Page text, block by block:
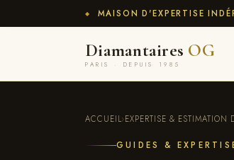
◆ MAISON D'EXPERTISE
Diamantaires OG
PARIS · DEPUIS 1985
ACCUEIL›EXPERTISE &
GUIDES &